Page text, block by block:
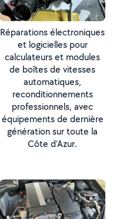
Réparations électroniques
et logicielles pour
calculateurs et modules
de boîtes de vitesses
automatiques,
reconditionnements
professionnels, avec
équipements de dernière
génération sur toute la
Côte d’Azur.